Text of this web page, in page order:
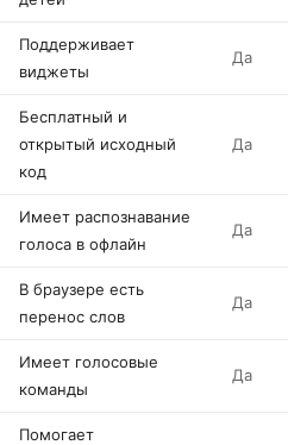
Поддерживает
виджеты
Да
Бесплатный и
открытый исходный
код
Да
Имеет распознавание
голоса в офлайн
Да
В браузере есть
перенос слов
Да
Имеет голосовые
команды
Да
Помогает